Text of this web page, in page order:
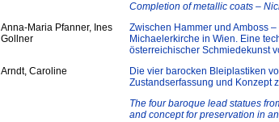
Completion of metallic coats –
Anna-Maria Pfanner, Ines
Gollner
Zwischen Hammer und Amboss
Michaelerkirche in Wien. Eine
österreichischer Schmiedekunst
Arndt, Caroline
Die vier barocken Bleiplastiken
Zustandserfassung und Konzept
The four baroque lead statues
and concept for preservation in